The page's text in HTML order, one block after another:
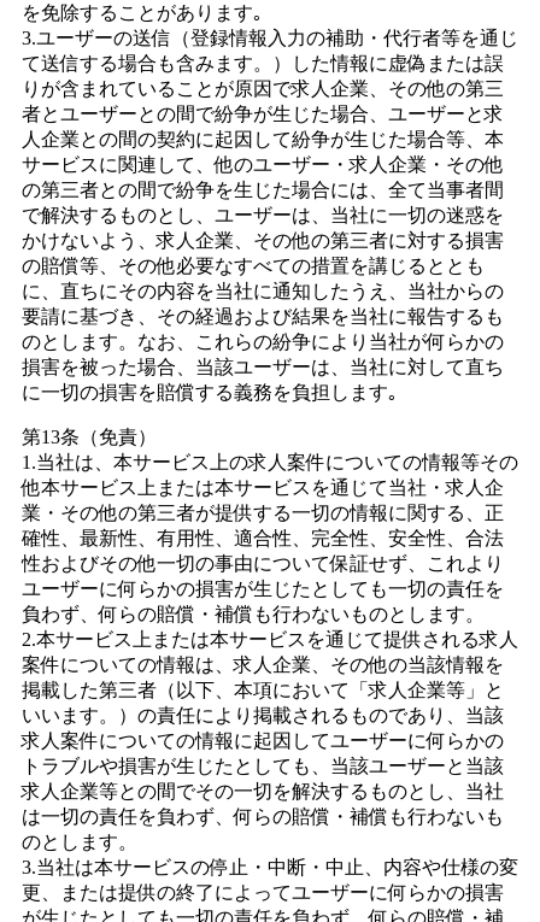
を免除することがあります｡
3.ユーザーの送信（登録情報入力の補助・代行者等を通じ
て送信する場合も含みます。）した情報に虚偽または誤
りが含まれていることが原因で求人企業、その他の第三
者とユーザーとの間で紛争が生じた場合、ユーザーと求
人企業との間の契約に起因して紛争が生じた場合等、本
サービスに関連して、他のユーザー・求人企業・その他
の第三者との間で紛争を生じた場合には、全て当事者間
で解決するものとし、ユーザーは、当社に一切の迷惑を
かけないよう、求人企業、その他の第三者に対する損害
の賠償等、その他必要なすべての措置を講じるととも
に、直ちにその内容を当社に通知したうえ、当社からの
要請に基づき、その経過および結果を当社に報告するも
のとします。なお、これらの紛争により当社が何らかの
損害を被った場合、当該ユーザーは、当社に対して直ち
に一切の損害を賠償する義務を負担します｡
第13条（免責）
1.当社は、本サービス上の求人案件についての情報等その
他本サービス上または本サービスを通じて当社・求人企
業・その他の第三者が提供する一切の情報に関する、正
確性、最新性、有用性、適合性、完全性、安全性、合法
性およびその他一切の事由について保証せず、これより
ユーザーに何らかの損害が生じたとしても一切の責任を
負わず、何らの賠償・補償も行わないものとします。
2.本サービス上または本サービスを通じて提供される求人
案件についての情報は、求人企業、その他の当該情報を
掲載した第三者（以下、本項において「求人企業等」と
いいます。）の責任により掲載されるものであり、当該
求人案件についての情報に起因してユーザーに何らかの
トラブルや損害が生じたとしても、当該ユーザーと当該
求人企業等との間でその一切を解決するものとし、当社
は一切の責任を負わず、何らの賠償・補償も行わないも
のとします。
3.当社は本サービスの停止・中断・中止、内容や仕様の変
更、または提供の終了によってユーザーに何らかの損害
が生じたとしても一切の責任を負わず、何らの賠償・補